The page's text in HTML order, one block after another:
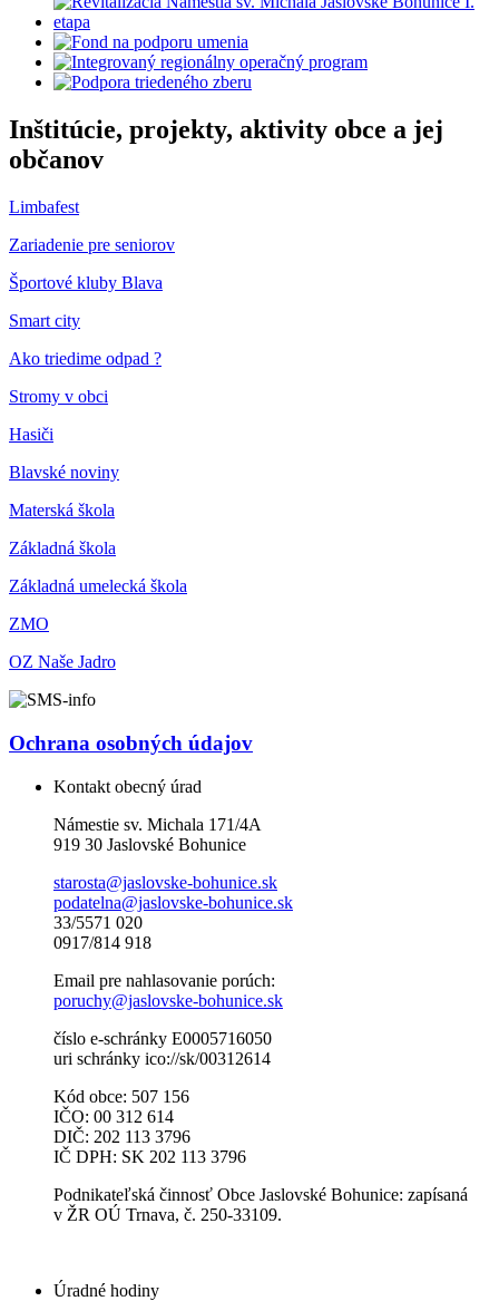
Inštitúcie, projekty, aktivity obce a jej
občanov
Limbafest
Zariadenie pre seniorov
Športové kluby Blava
Smart city
Ako triedime odpad ?
Stromy v obci
Hasiči
Blavské noviny
Materská škola
Základná škola
Základná umelecká škola
ZMO
OZ Naše Jadro
Ochrana osobných údajov
Kontakt obecný úrad
Námestie sv. Michala 171/4A
919 30 Jaslovské Bohunice
starosta@jaslovske-bohunice.sk
podatelna@jaslovske-bohunice.sk
33/5571 020
0917/814 918
Email pre nahlasovanie porúch:
poruchy@jaslovske-bohunice.sk
číslo e-schránky E0005716050
uri schránky ico://sk/00312614
Kód obce: 507 156
IČO: 00 312 614
DIČ: 202 113 3796
IČ DPH: SK 202 113 3796
Podnikateľská činnosť Obce Jaslovské Bohunice: zapísaná
v ŽR OÚ Trnava, č. 250-33109.
Úradné hodiny